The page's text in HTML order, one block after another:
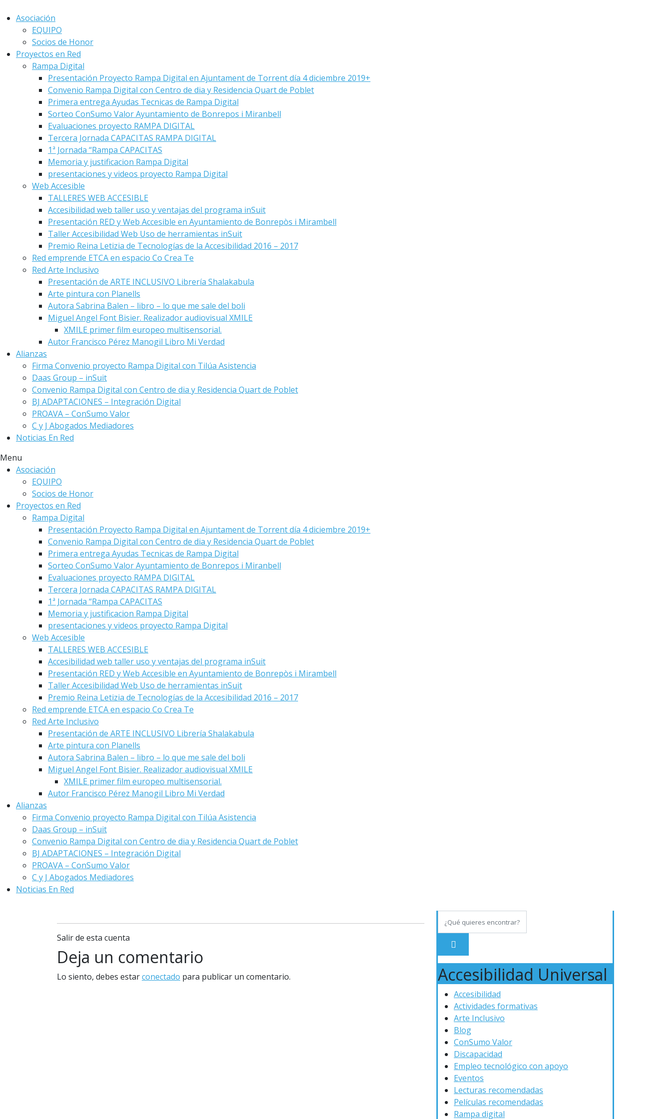
Asociación
EQUIPO
Socios de Honor
Proyectos en Red
Rampa Digital
Presentación Proyecto Rampa Digital en Ajuntament de Torrent día 4 diciembre 2019+
Convenio Rampa Digital con Centro de dia y Residencia Quart de Poblet
Primera entrega Ayudas Tecnicas de Rampa Digital
Sorteo ConSumo Valor Ayuntamiento de Bonrepos i Miranbell
Evaluaciones proyecto RAMPA DIGITAL
Tercera Jornada CAPACITAS RAMPA DIGITAL
1ª Jornada “Rampa CAPACITAS
Memoria y justificacion Rampa Digital
presentaciones y videos proyecto Rampa Digital
Web Accesible
TALLERES WEB ACCESIBLE
Accesibilidad web taller uso y ventajas del programa inSuit
Presentación RED y Web Accesible en Ayuntamiento de Bonrepòs i Mirambell
Taller Accesibilidad Web Uso de herramientas inSuit
Premio Reina Letizia de Tecnologías de la Accesibilidad 2016 – 2017
Red emprende ETCA en espacio Co Crea Te
Red Arte Inclusivo
Presentación de ARTE INCLUSIVO Librería Shalakabula
Arte pintura con Planells
Autora Sabrina Balen – libro – lo que me sale del boli
Miguel Angel Font Bisier. Realizador audiovisual XMILE
XMILE primer film europeo multisensorial.
Autor Francisco Pérez Manogil Libro Mi Verdad
Alianzas
Firma Convenio proyecto Rampa Digital con Tilúa Asistencia
Daas Group – inSuit
Convenio Rampa Digital con Centro de dia y Residencia Quart de Poblet
BJ ADAPTACIONES – Integración Digital
PROAVA – ConSumo Valor
C y J Abogados Mediadores
Noticias En Red
Menu
Asociación
EQUIPO
Socios de Honor
Proyectos en Red
Rampa Digital
Presentación Proyecto Rampa Digital en Ajuntament de Torrent día 4 diciembre 2019+
Convenio Rampa Digital con Centro de dia y Residencia Quart de Poblet
Primera entrega Ayudas Tecnicas de Rampa Digital
Sorteo ConSumo Valor Ayuntamiento de Bonrepos i Miranbell
Evaluaciones proyecto RAMPA DIGITAL
Tercera Jornada CAPACITAS RAMPA DIGITAL
1ª Jornada “Rampa CAPACITAS
Memoria y justificacion Rampa Digital
presentaciones y videos proyecto Rampa Digital
Web Accesible
TALLERES WEB ACCESIBLE
Accesibilidad web taller uso y ventajas del programa inSuit
Presentación RED y Web Accesible en Ayuntamiento de Bonrepòs i Mirambell
Taller Accesibilidad Web Uso de herramientas inSuit
Premio Reina Letizia de Tecnologías de la Accesibilidad 2016 – 2017
Red emprende ETCA en espacio Co Crea Te
Red Arte Inclusivo
Presentación de ARTE INCLUSIVO Librería Shalakabula
Arte pintura con Planells
Autora Sabrina Balen – libro – lo que me sale del boli
Miguel Angel Font Bisier. Realizador audiovisual XMILE
XMILE primer film europeo multisensorial.
Autor Francisco Pérez Manogil Libro Mi Verdad
Alianzas
Firma Convenio proyecto Rampa Digital con Tilúa Asistencia
Daas Group – inSuit
Convenio Rampa Digital con Centro de dia y Residencia Quart de Poblet
BJ ADAPTACIONES – Integración Digital
PROAVA – ConSumo Valor
C y J Abogados Mediadores
Noticias En Red
Salir de esta cuenta
Deja un comentario
Lo siento, debes estarconectado para publicar un comentario. Accesibilidad Universal
Accesibilidad
Actividades formativas
Arte Inclusivo
Blog
ConSumo Valor
Discapacidad
Empleo tecnológico con apoyo
Eventos
Lecturas recomendadas
Películas recomendadas
Rampa digital